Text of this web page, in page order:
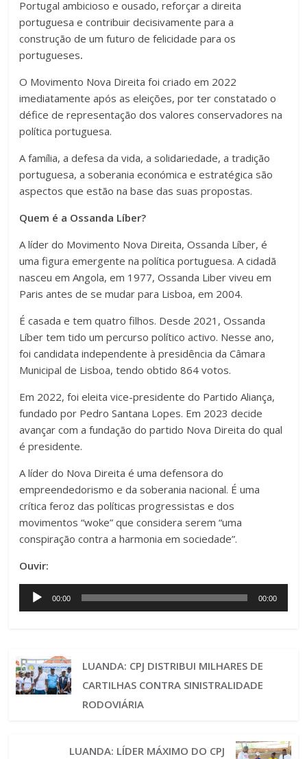
Portugal ambicioso e ousado, reforçar a direita
portuguesa e contribuir decisivamente para a
construção de um futuro de felicidade para os
portugueses.
O Movimento Nova Direita foi criado em 2022
imediatamente após as eleições, por ter constatado o
défice de representação dos valores conservadores na
política portuguesa.
A família, a defesa da vida, a solidariedade, a tradição
portuguesa, a soberania económica e estratégica são
aspectos que estão na base das suas propostas.
Quem é a Ossanda Líber?
A líder do Movimento Nova Direita, Ossanda Líber, é
uma figura emergente na política portuguesa. A cidadã
nasceu em Angola, em 1977, Ossanda Liber viveu em
Paris antes de se mudar para Lisboa, em 2004.
É casada e tem quatro filhos. Desde 2021, Ossanda
Líber tem tido um percurso político activo. Nesse ano,
foi candidata independente à presidência da Câmara
Municipal de Lisboa, tendo obtido 864 votos.
Em 2022, foi eleita vice-presidente do Partido Aliança,
fundado por Pedro Santana Lopes. Em 2023 decide
avançar com a fundação do partido Nova Direita do qual
é presidente.
A líder do Nova Direita é uma defensora do
empreendedorismo e da soberania nacional. É uma
crítica feroz das políticas progressistas e dos
movimentos “woke” que considera serem “uma
conspiração contra a harmonia em sociedade”.
Ouvir:
Audio
Player
00:00 00:00
LUANDA: CPJ DISTRIBUI MILHARES DE
CARTILHAS CONTRA SINISTRALIDADE
RODOVIÁRIA
LUANDA: LÍDER MÁXIMO DO CPJ